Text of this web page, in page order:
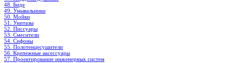
48. Биде
49. Умывальники
50. Мойки
51. Унитазы
52. Писсуары
53. Смесители
54. Сифоны
55. Полотенцесушители
56. Крепежные аксессуары
57. Проектирование инженерных систем